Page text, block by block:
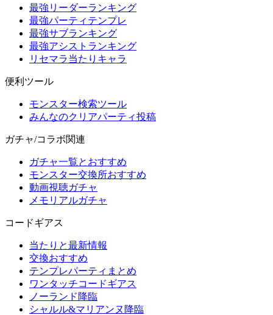
最強リーダーランキング
最強パーティテンプレ
最強サブランキング
最強アシストランキング
リセマラ当たりキャラ
便利ツール
モンスター検索ツール
みんなのクリアパーティ投稿
ガチャ/コラボ関連
ガチャ一覧とおすすめ
モンスター交換所おすすめ
動画視聴ガチャ
メモリアルガチャ
コードギアス
当たりと最新情報
交換おすすめ
テンプレパーティまとめ
ワンタッチコードギアス
ノーランド降臨
シャルル&マリアンヌ降臨